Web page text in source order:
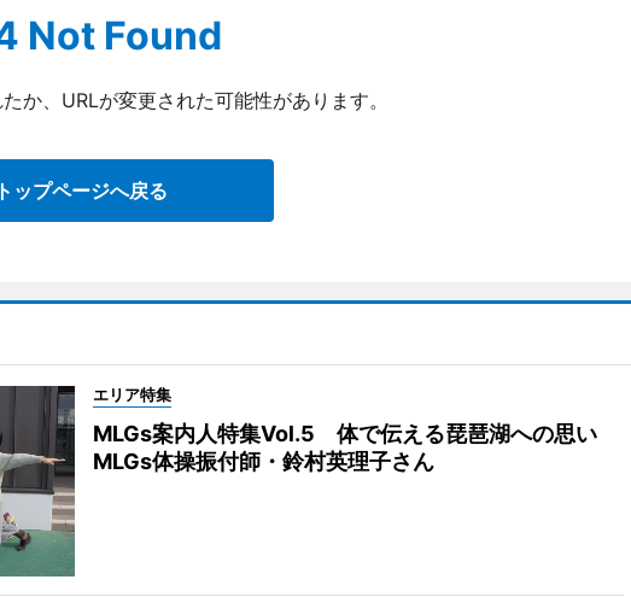
Not Found
か、URLが変更された可能性があります。
ップページへ戻る
エリア特集
MLGs案内人特集Vol.5 体で伝える琵琶湖への思い
MLGs体操振付師・鈴村英理子さん